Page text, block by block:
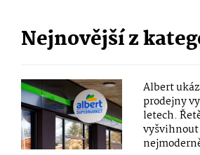
Nejnovější z
Albert
prodejny
letech.